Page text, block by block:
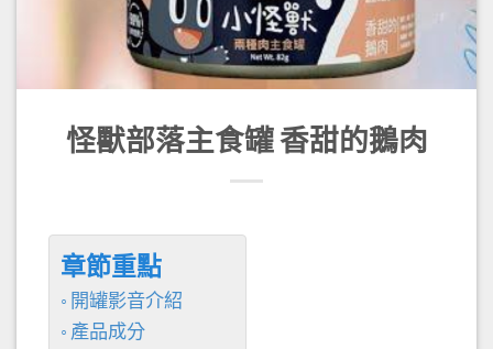
怪獸部落主食罐 香甜的鵝肉
章節重點
開罐影音介紹
產品成分